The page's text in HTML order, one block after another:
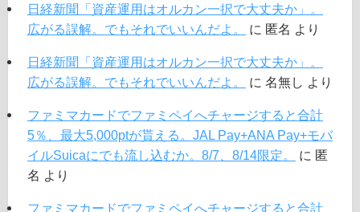
日経新聞「資産運用はオルカン一択で大丈夫か」。
広がる誤解。でもそれでいいんだよ。
に 匿名 より
日経新聞「資産運用はオルカン一択で大丈夫か」。
広がる誤解。でもそれでいいんだよ。
に 名無し より
ファミマカードでファミペイへチャージすると合計
5％、最大5,000ptが貰える。JAL Pay+ANA Pay+モバ
イルSuicaにでも流し込むか。8/7、8/14限定。
に 匿
名 より
ファミマカードでファミペイへチャージすると合計